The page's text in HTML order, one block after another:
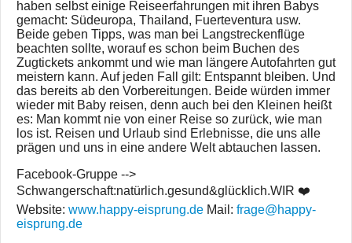
haben selbst einige Reiseerfahrungen mit ihren Babys
gemacht: Südeuropa, Thailand, Fuerteventura usw.
Beide geben Tipps, was man bei Langstreckenflüge
beachten sollte, worauf es schon beim Buchen des
Zugtickets ankommt und wie man längere Autofahrten gut
meistern kann. Auf jeden Fall gilt: Entspannt bleiben. Und
das bereits ab den Vorbereitungen. Beide würden immer
wieder mit Baby reisen, denn auch bei den Kleinen heißt
es: Man kommt nie von einer Reise so zurück, wie man
los ist. Reisen und Urlaub sind Erlebnisse, die uns alle
prägen und uns in eine andere Welt abtauchen lassen.
Facebook-Gruppe -->
Schwangerschaft:natürlich.gesund&glücklich.WIR ❤️
Website: www.happy-eisprung.de Mail: frage@happy-
eisprung.de